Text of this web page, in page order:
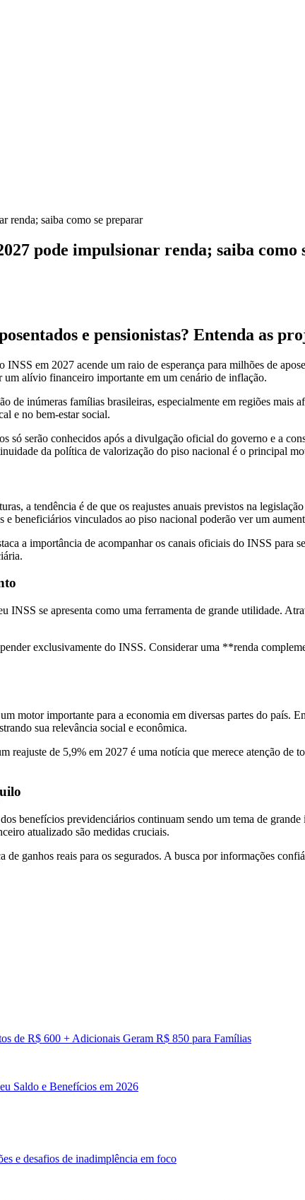
renda; saiba como se preparar
pode impulsionar renda; saiba como
e pensionistas? Entenda as
em 2027 acende um raio de esperança para milhões de
alívio financeiro importante em um cenário de inflação.
de inúmeras famílias brasileiras, especialmente em regiões mais
e no bem-estar social.
só serão conhecidos após a divulgação oficial do governo e a
da política de valorização do piso nacional é o principal
a tendência é de que os reajustes anuais previstos na
beneficiários vinculados ao piso nacional poderão ver um
a importância de acompanhar os canais oficiais do INSS para
se apresenta como uma ferramenta de grande utilidade.
exclusivamente do INSS. Considerar uma **renda
motor importante para a economia em diversas partes do país.
sua relevância social e econômica.
de 5,9% em 2027 é uma notícia que merece atenção de
benefícios previdenciários continuam sendo um tema de
atualizado são medidas cruciais.
ganhos reais para os segurados. A busca por informações
de R$ 600 + Adicionais Geram R$ 850 para Famílias
Saldo e Benefícios em 2026
e desafios de inadimplência em foco